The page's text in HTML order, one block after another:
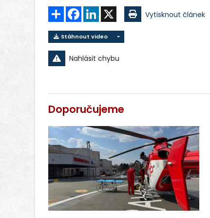
Sdílet FacebookLinkedIn Vytisknout článek
Stáhnout video
Nahlásit chybu
Doporučujeme